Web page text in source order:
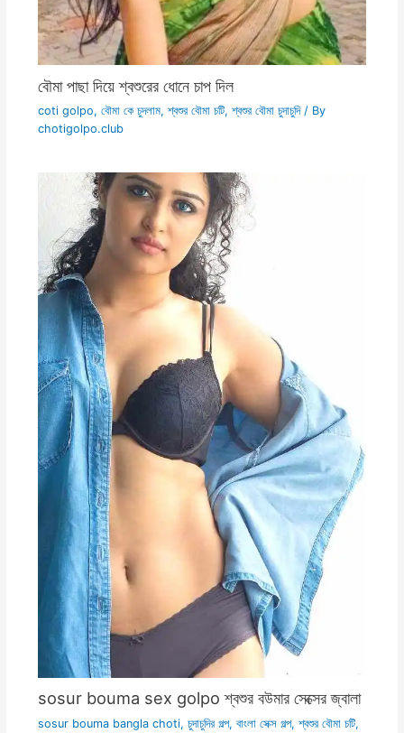
বৌমা পাছা দিয়ে শ্বশুরের ধোনে চাপ দিল
coti golpo, বৌমা কে চুদলাম,শ্বশুর বৌমা চটি,শ্বশুর বৌমা চুদাচুদি/ By
chotigolpo.club
sosur bouma sex golpo শ্বশুর বউমার সেক্সের জ্বালা
sosur bouma bangla choti, চুদাচুদির গল্প, বাংলা সেক্স গল্প,শ্বশুর বৌমা চটি,